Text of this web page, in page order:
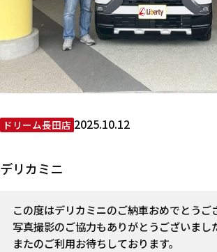
ドリーム長田店 2025.10.12
デリカミニ
この度はデリカミニのご納車おめでとうご
写真撮影のご協力もありがとうございまし
またのご利用お待ちしております。